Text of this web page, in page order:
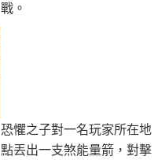
戰。
恐懼之子對一名玩家所在地
點丟出一支煞能量箭，對擊